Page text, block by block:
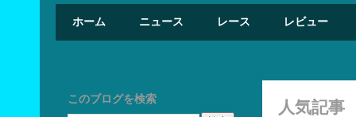
ホーム ニュース レース レビュー
人気記事
このブログを検索